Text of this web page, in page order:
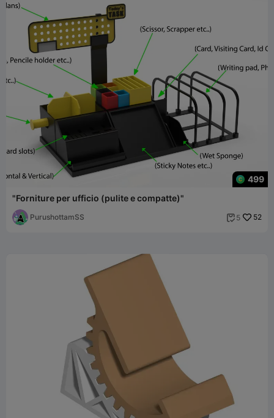
499
"Forniture per ufficio (pulite e compatte)"
PurushottamSS  5 52